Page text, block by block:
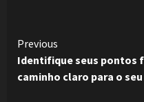
Continue
Reading
Previous
Identifique seus pontos
caminho claro para o